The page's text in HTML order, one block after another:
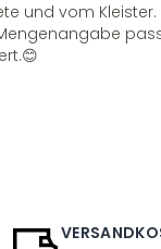
und vom Kleister.